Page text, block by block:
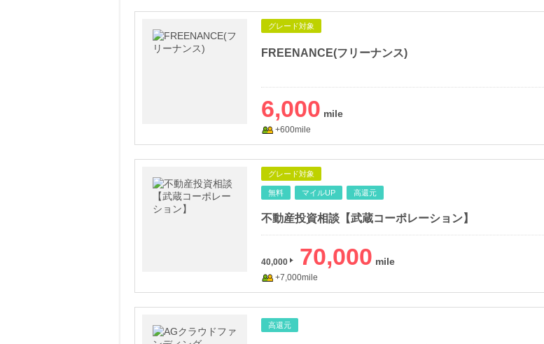
グレード対象
FREENANCE(フリーナンス)
6,000
+600mile
グレード対象
無料 マイルUP 高還元
不動産投資相談【武蔵コーポレーション】
40,000 70,000
+7,000mile
高還元